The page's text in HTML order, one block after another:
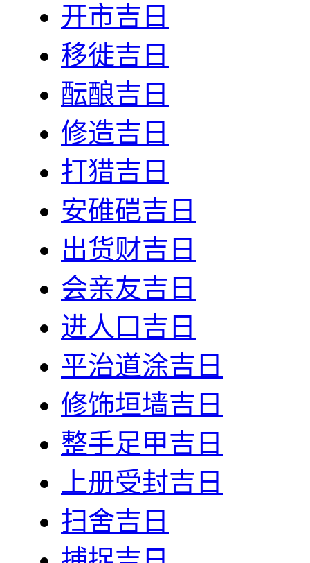
开市吉日
移徙吉日
酝酿吉日
修造吉日
打猎吉日
安碓硙吉日
出货财吉日
会亲友吉日
进人口吉日
平治道涂吉日
修饰垣墙吉日
整手足甲吉日
上册受封吉日
扫舍吉日